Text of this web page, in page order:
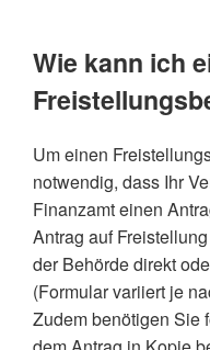
Wie kann ich
Um einen
notwendig, dass Ihr
Finanzamt einen
Antrag auf
der Behörde direkt
(Formular variiert je
Zudem benötigen Sie